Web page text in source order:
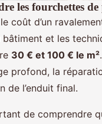
les fourchettes
coût d’un
bâtiment et les
30 € et 100 € le m²
profond, la
de l’enduit final.
de comprendre